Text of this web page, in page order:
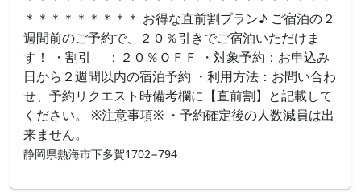
＊＊＊＊＊＊＊＊＊ お得な直前割プラン♪ ご宿泊の２
週間前のご予約で、２０％引きでご宿泊いただけま
す！ ・割引 ：２０％ＯＦＦ ・対象予約：お申込み
日から２週間以内の宿泊予約 ・利用方法：お問い合わ
せ、予約リクエスト時備考欄に【直前割】と記載して
ください。 ※注意事項※ ・予約確定後の人数減員は出
来ません。
静岡県熱海市下多賀1702−794